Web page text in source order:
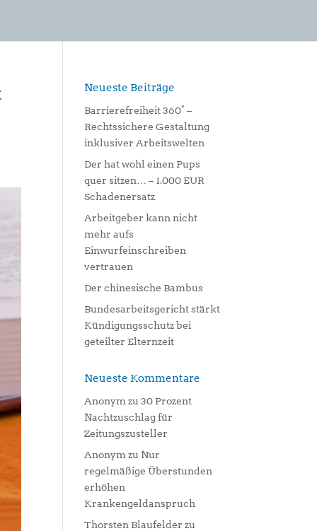
Neueste Beiträge
Barrierefreiheit 360° –
Rechtssichere Gestaltung
inklusiver Arbeitswelten
Der hat wohl einen Pups
quer sitzen… – 1.000 EUR
Schadenersatz
Arbeitgeber kann nicht
mehr aufs
Einwurfeinschreiben
vertrauen
Der chinesische Bambus
Bundesarbeitsgericht stärkt
Kündigungsschutz bei
geteilter Elternzeit
Neueste Kommentare
Anonym zu30 Prozent
Nachtzuschlag für
Zeitungszusteller
Anonym zu Nur
regelmäßige Überstunden
erhöhen
Krankengeldanspruch
Thorsten Blaufelder zu